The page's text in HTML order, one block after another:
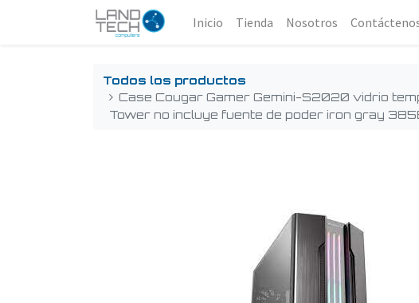
Inicio Tienda Nosotros
Todos los productos
Case Cougar Gamer Gemini-S2020 vidrio
Tower no incluye fuente de poder iron gray